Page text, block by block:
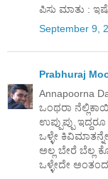
ಪಿಸು ಮಾತು :
September 9,
Prabhuraj
Annapoorna
ಒಂಥರಾ
ಉಪ್ಪುಪ್ಪು
ಒಳ್ಳೇ
ಅಲ್ಲ ಬೇರೆ ಬೆಲ್ಲ
ಒಳ್ಳೇದೇ